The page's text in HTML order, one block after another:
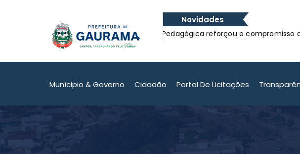
Novidades
Formação Pedagógica reforçou o compromisso da
com a Educação.
Munícipio & Governo Cidadão Portal De Licitações